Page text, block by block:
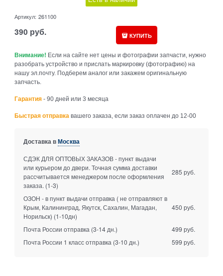
Артикул: 261100
390 руб. КУПИТЬ
Внимание! Если на сайте нет цены и фотографии запчасти, нужно
разобрать устройство и прислать маркировку (фотографию) на
нашу эл.почту. Подберем аналог или закажем оригинальную
запчасть.
Гарантия - 90 дней или 3 месяца
Быстрая отправка вашего заказа, если заказ оплачен до 12-00
Доставка вМосква
СДЭК ДЛЯ ОПТОВЫХ ЗАКАЗОВ - пункт выдачи
или курьером до двери. Точная сумма доставки
рассчитывается менеджером после оформления
заказа. (1-3)
285 руб.
ОЗОН - в пункт выдачи отправка ( не отправляют в
Крым, Калининград, Якутск, Сахалин, Магадан,
Норильск) (1-10дн)
450 руб.
Почта России отправка (3-14 дн.)
499 руб.
Почта России 1 класс отправка (3-10 дн.) 599 руб.